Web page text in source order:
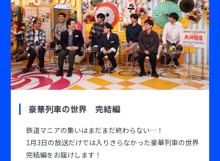
豪華列車の世界 完結編
鉄道マニアの集いはまだまだ終わらない…！
1月3日の放送だけでは入りきらなかった豪華列車の世界
完結編をお届けします！